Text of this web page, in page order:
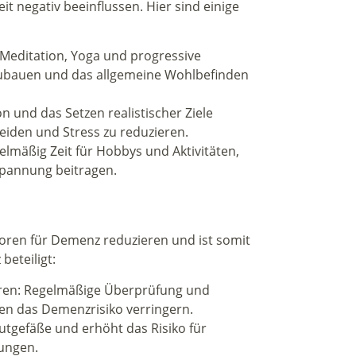
negativ beeinflussen. Hier sind einige
Yoga und progressive
und das allgemeine Wohlbefinden
und das Setzen realistischer Ziele
und Stress zu reduzieren.
Zeit für Hobbys und Aktivitäten,
beitragen.
für Demenz reduzieren und ist somit
beteiligt:
Regelmäßige Überprüfung und
das Demenzrisiko verringern.
und erhöht das Risiko für